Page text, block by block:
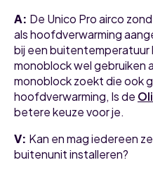
A: De Unico Pro airco
als hoofdverwarming
bij een buitentemperatuur
monoblock wel gebruiken
monoblock zoekt die ook
hoofdverwarming, Is de
betere keuze voor je.
V: Kan en mag iedereen
buitenunit installeren?